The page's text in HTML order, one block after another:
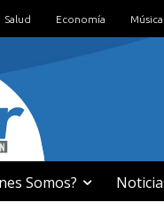
Salud Economía Música
Somos?